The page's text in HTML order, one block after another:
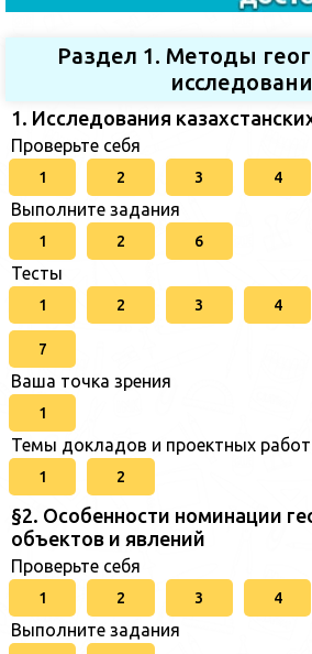
Раздел 1. Методы
1. Исследования
Проверьте себя
1 2 3 4
Выполните задания
1 2 6
Тесты
1 2 3 4
7
Ваша точка зрения
1
Темы докладов и проектных работ
1 2
§2. Особенности номинации
объектов и явлений
Проверьте себя
1 2 3 4
Выполните задания